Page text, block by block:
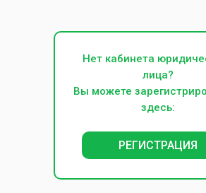
Нет кабинета
лица?
Вы можете
здесь:
РЕГИСТРАЦИЯ